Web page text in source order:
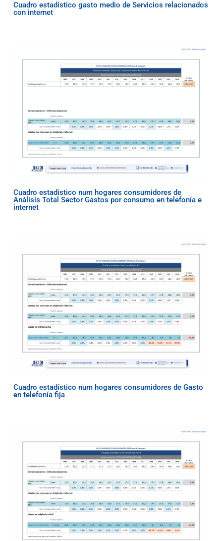
Cuadro estadístico gasto medio de Servicios relacionados
con internet
Cuadro estadístico num hogares consumidores de
Análisis Total Sector Gastos por consumo en telefonía e
internet
Cuadro estadístico num hogares consumidores de Gasto
en telefonía fija